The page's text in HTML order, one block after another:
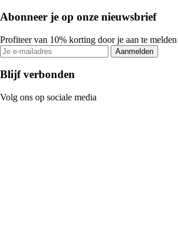
Abonneer je op onze nieuwsbrief
Profiteer van 10% korting door je aan te
Aanmelden
Blijf verbonden
Volg ons op sociale media